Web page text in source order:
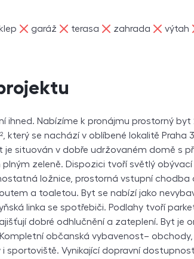
garáž
ne terasa
ne zahrada
ne výtah
ne
ihned. Nabízíme k pronájmu prostorný byt
který se nachází v oblíbené lokalitě Praha
je situován v dobře udržovaném domě s
zeleně. Dispozici tvoří světlý
ložnice, prostorná vstupní chodba
a toaletou. Byt se nabízí jako
linka se spotřebiči. Podlahy tvoří
dobré odhlučnění a zateplení. Byt je
občanská vybavenost– obchody,
i sportoviště. Vynikající dopravní